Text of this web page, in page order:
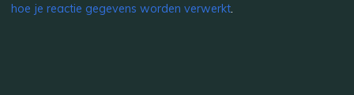
hoe je reactie gegevens worden verwerkt.